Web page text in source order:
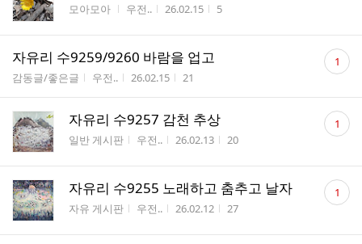
게시판명
모아모아 작성자
우전.. 작성시간
26.02.15 조회수
5
자유리 수9259/9260 바람을 업고
게시판명
감동글/좋은글 작성자
우전.. 작성시간
26.02.15 조회수
21
댓
글 1
자유리 수9257 감천 추상
게시판명
일반 게시판 작성자
우전.. 작성시간
26.02.13 조회수
20
댓
글 1
자유리 수9255 노래하고 춤추고 날자
게시판명
자유 게시판 작성자
우전.. 작성시간
26.02.12 조회수
27
댓
글 1